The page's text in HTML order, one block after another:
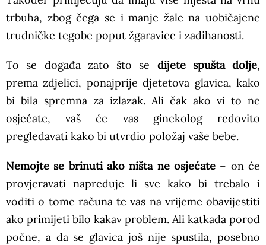
trbuha, zbog čega se i manje žale na uobičajene
trudničke tegobe poput žgaravice i zadihanosti.
To se događa zato što se dijete spušta dolje,
prema zdjelici, ponajprije djetetova glavica, kako
bi bila spremna za izlazak. Ali čak ako vi to ne
osjećate, vaš će vas ginekolog redovito
pregledavati kako bi utvrdio položaj vaše bebe.
Nemojte se brinuti ako ništa ne osjećate – on će
provjeravati napreduje li sve kako bi trebalo i
voditi o tome računa te vas na vrijeme obavijestiti
ako primijeti bilo kakav problem. Ali katkada porod
počne, a da se glavica još nije spustila, posebno